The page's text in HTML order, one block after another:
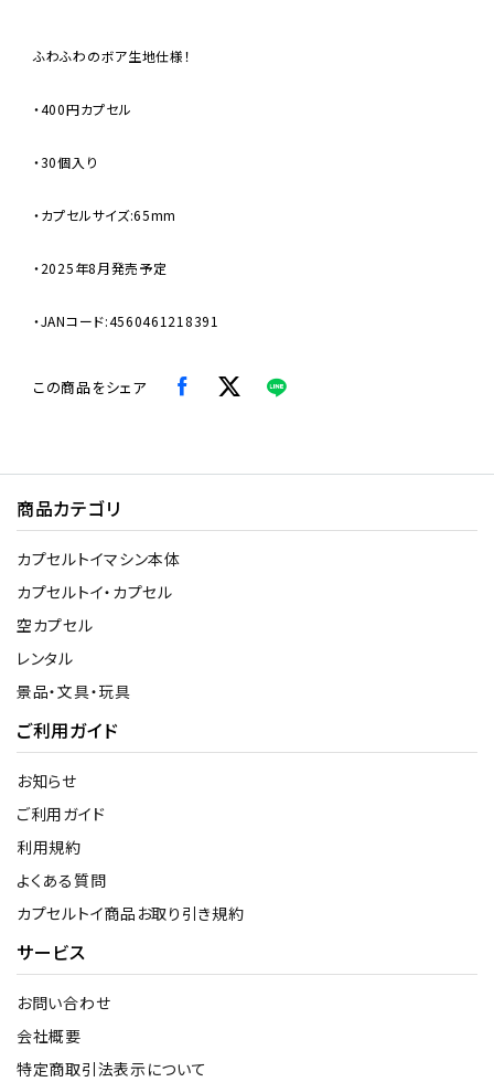
ふわふわのボア生地仕様！
・400円カプセル
・30個入り
・カプセルサイズ:65mm
・2025年8月発売予定
・JANコード:4560461218391
この商品をシェア
商品カテゴリ
カプセルトイマシン本体
カプセルトイ・カプセル
空カプセル
レンタル
景品・文具・玩具
ご利用ガイド
お知らせ
ご利用ガイド
利用規約
よくある質問
カプセルトイ商品お取り引き規約
サービス
お問い合わせ
会社概要
特定商取引法表示について